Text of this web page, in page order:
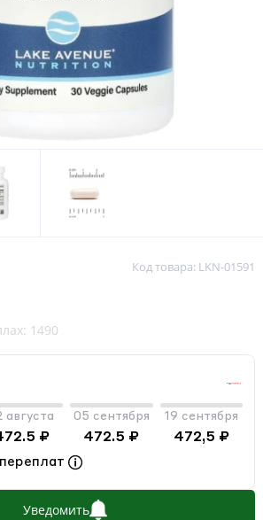
Код товара: LKN-01591
1490
августа
₽
05 сентября
472.5 ₽
19 сентября
472,5 ₽
Уведомить